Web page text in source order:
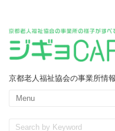
京都老人福祉協会の事業所情